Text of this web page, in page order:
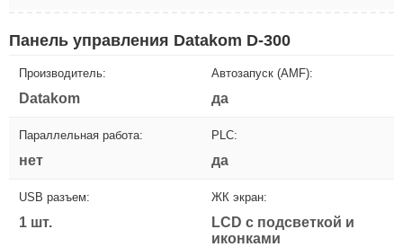
Панель управления Datakom D-300
Производитель:
Datakom
Автозапуск (AMF):
да
Параллельная работа:
нет
PLC:
да
USB разъем:
1 шт.
ЖК экран:
LCD с подсветкой и
иконками